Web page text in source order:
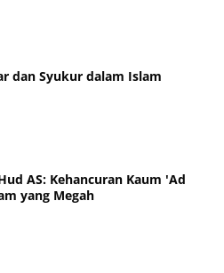
dan Syukur dalam Islam
AS: Kehancuran Kaum 'Ad
yang Megah